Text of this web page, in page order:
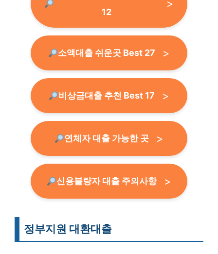
12
소액대출 쉬운곳 Best 27
비상금대출 추천 Best 17
연체자 대출 가능한 곳
신용불량자 대출 주의사항
정부지원 대환대출